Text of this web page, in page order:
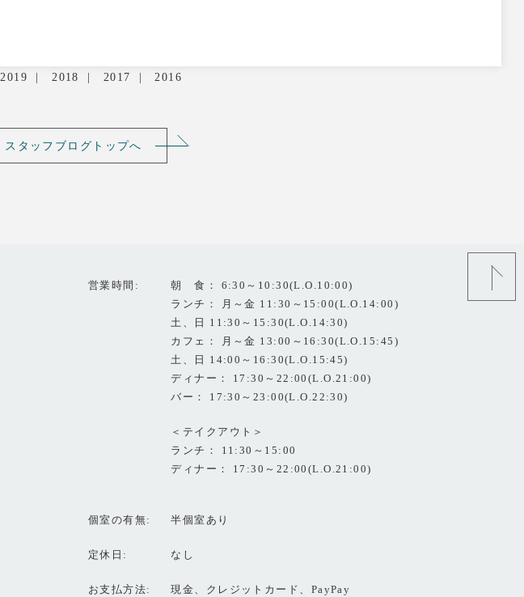
2019 2018 2017 2016
スタッフブログトップへ
営業時間
朝 食： 6:30～10:30(L.O.10:00)
ランチ： 月～金 11:30～15:00(L.O.14:00)
土、日 11:30～15:30(L.O.14:30)
カフェ： 月～金 13:00～16:30(L.O.15:45)
土、日 14:00～16:30(L.O.15:45)
ディナー： 17:30～22:00(L.O.21:00)
バー： 17:30～23:00(L.O.22:30)
＜テイクアウト＞
ランチ： 11:30～15:00
ディナー： 17:30～22:00(L.O.21:00)
個室の有無 半個室あり
定休日 なし
お支払方法 現金、クレジットカード、PayPay